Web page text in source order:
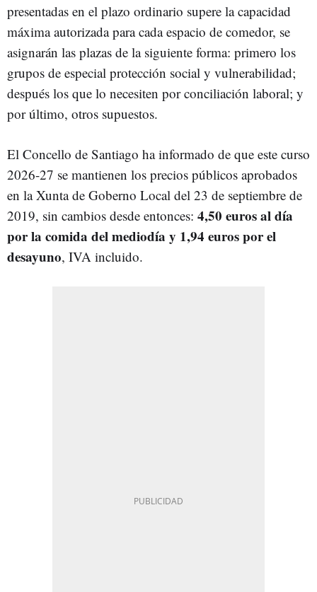
presentadas en el plazo ordinario supere la capacidad
máxima autorizada para cada espacio de comedor, se
asignarán las plazas de la siguiente forma: primero los
grupos de especial protección social y vulnerabilidad;
después los que lo necesiten por conciliación laboral; y
por último, otros supuestos.
El Concello de Santiago ha informado de que este curso
2026-27 se mantienen los precios públicos aprobados
en la Xunta de Goberno Local del 23 de septiembre de
2019, sin cambios desde entonces: 4,50 euros al día
por la comida del mediodía y 1,94 euros por el
desayuno, IVA incluido.